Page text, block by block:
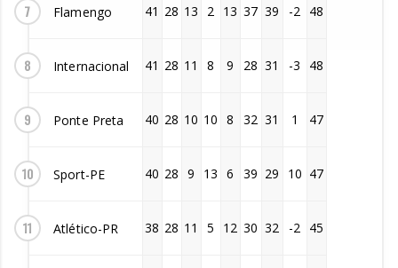
7 Flamengo 41 28 13 2 13 37 39 -2 48
8 Internacional 41 28 11 8 9 28 31 -3 48
9 Ponte Preta 40 28 10 10 8 32 31 1 47
10 Sport-PE 40 28 9 13 6 39 29 10 47
11 Atlético-PR 38 28 11 5 12 30 32 -2 45